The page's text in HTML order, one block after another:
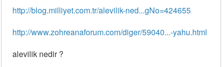
http://blog.milliyet.com.tr/alevilik-ned...gNo=424655
http://www.zohreanaforum.com/diger/59040...-yahu.html
alevilik nedir ?